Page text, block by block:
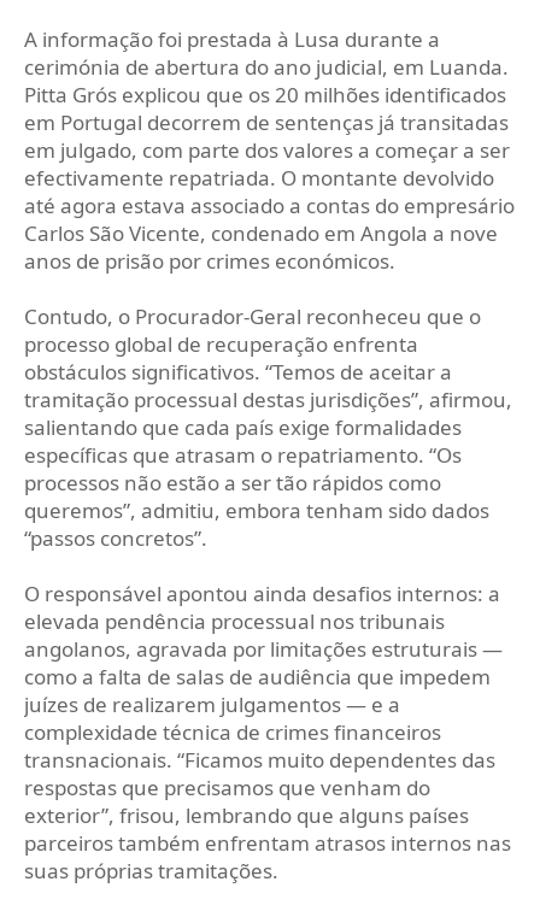
A informação foi prestada à Lusa durante a
cerimónia de abertura do ano judicial, em Luanda.
Pitta Grós explicou que os 20 milhões identificados
em Portugal decorrem de sentenças já transitadas
em julgado, com parte dos valores a começar a ser
efectivamente repatriada. O montante devolvido
até agora estava associado a contas do empresário
Carlos São Vicente, condenado em Angola a nove
anos de prisão por crimes económicos.
Contudo, o Procurador-Geral reconheceu que o
processo global de recuperação enfrenta
obstáculos significativos. “Temos de aceitar a
tramitação processual destas jurisdições”, afirmou,
salientando que cada país exige formalidades
específicas que atrasam o repatriamento. “Os
processos não estão a ser tão rápidos como
queremos”, admitiu, embora tenham sido dados
“passos concretos”.
O responsável apontou ainda desafios internos: a
elevada pendência processual nos tribunais
angolanos, agravada por limitações estruturais —
como a falta de salas de audiência que impedem
juízes de realizarem julgamentos — e a
complexidade técnica de crimes financeiros
transnacionais. “Ficamos muito dependentes das
respostas que precisamos que venham do
exterior”, frisou, lembrando que alguns países
parceiros também enfrentam atrasos internos nas
suas próprias tramitações.